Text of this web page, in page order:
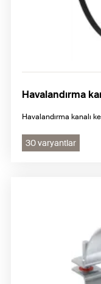
Havalandırma
Havalandırma kanalı
30 varyantlar